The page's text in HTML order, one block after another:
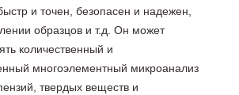
и точен, безопасен и надежен,
образцов и т.д. Он может
количественный и
многоэлементный микроанализ
твердых веществ и